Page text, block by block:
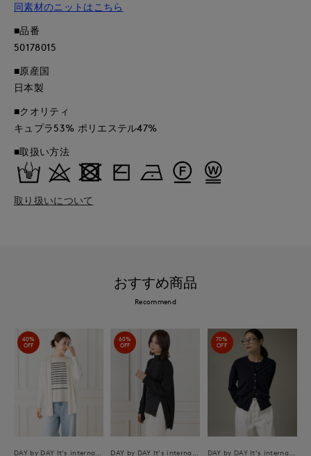
同素材のニットはこちら
■品番
50178015
■原産国
日本製
■クオリティ
キュプラ53% ポリエステル47%
■取扱い方法
取り扱いについて
おすすめ商品
Recommend
40%
OFF
60%
OFF
70%
OFF